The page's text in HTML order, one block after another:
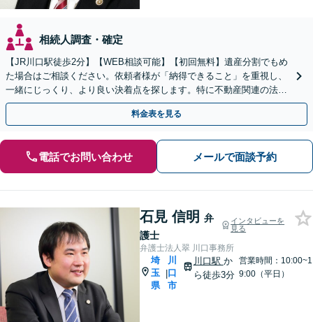
相続人調査・確定
【JR川口駅徒歩2分】【WEB相談可能】【初回無料】遺産分割でもめ
た場合はご相談ください。依頼者様が「納得できること」を重視し、
一緒にじっくり、より良い決着点を探します。特に不動産関連の法律
トラブルに精通。不動産が絡む相続はご相談ください。
料金表を見る
電話でお問い合わせ メールで面談予約
石見 信明 弁
護士
インタビューを
見る
弁護士法人翠 川口事務所
埼
玉
県
|
川
口
市
川口駅 か
ら徒歩3分
営業時間：10:00~1
9:00（平日）